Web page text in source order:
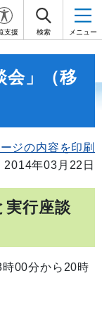
支援 検索 メニュー
会」（移
ジの内容を印刷
2014年03月22日
行座談
00分から20時